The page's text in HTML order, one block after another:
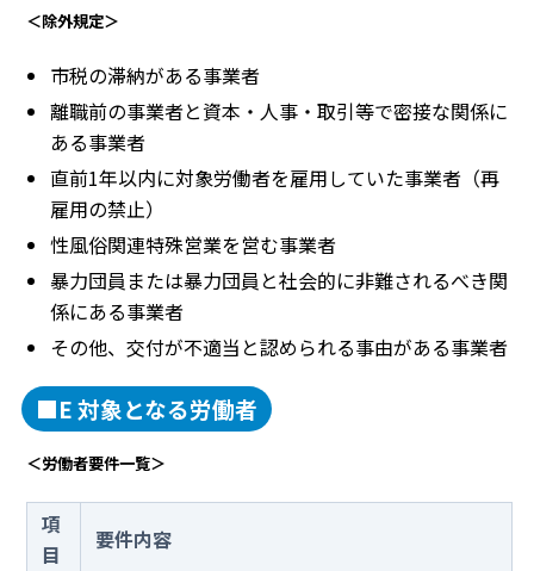
＜除外規定＞
市税の滞納がある事業者
離職前の事業者と資本・人事・取引等で密接な関係に
ある事業者
直前1年以内に対象労働者を雇用していた事業者（再
雇用の禁止）
性風俗関連特殊営業を営む事業者
暴力団員または暴力団員と社会的に非難されるべき関
係にある事業者
その他、交付が不適当と認められる事由がある事業者
■E 対象となる労働者
＜労働者要件一覧＞
項
目
要件内容